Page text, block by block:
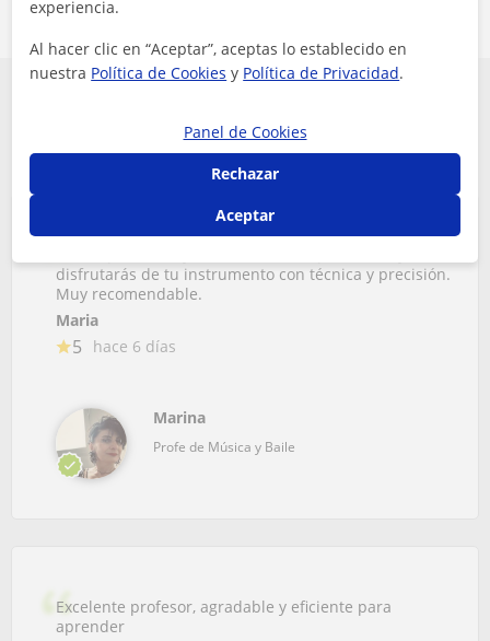
de Música y Baile en Valencia
disfrutarás de tu instrumento con técnica y precisión.
Muy recomendable.
Maria
5 hace 6 días
Marina
Profe de Música y Baile
Excelente profesor, agradable y eficiente para
aprender
experiencia.
Al hacer clic en “Aceptar”, aceptas lo establecido en
nuestra Política de Cookies y Política de Privacidad.
Panel de Cookies
Rechazar
Aceptar